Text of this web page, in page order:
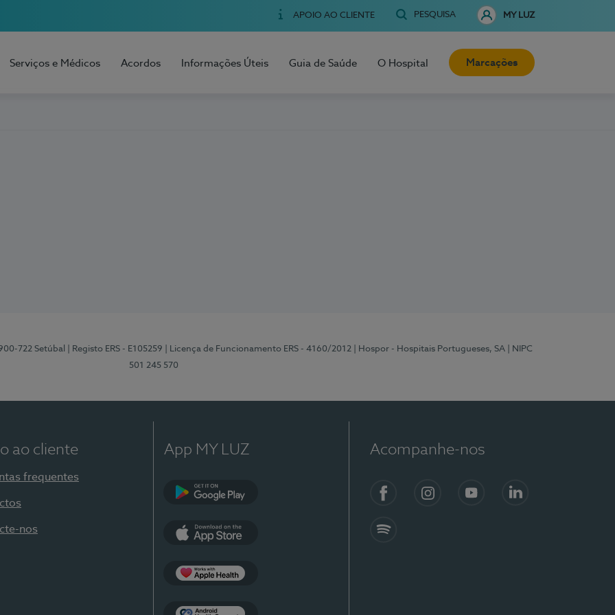
APOIO AO CLIENTE PESQUISA MY LUZ
Serviços e Médicos Acordos Informações Úteis Guia de Saúde O Hospital Marcações
722 Setúbal | Registo ERS - E105259 | Licença de Funcionamento ERS - 4160/2012 | Hospor - Hospitais Portugueses, SA
| NIPC
501 245 570
ao cliente
frequentes
nos
App MY LUZ Acompanhe-nos